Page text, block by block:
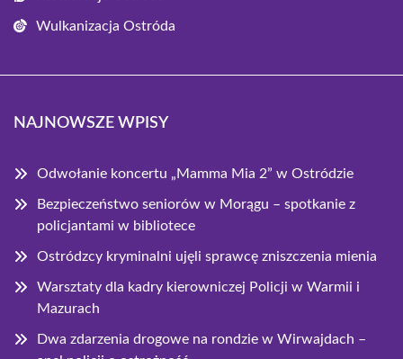
Wulkanizacja Ostróda
NAJNOWSZE WPISY
Odwołanie koncertu „Mamma Mia 2” w Ostródzie
Bezpieczeństwo seniorów w Morągu – spotkanie z
policjantami w bibliotece
Ostródzcy kryminalni ujęli sprawcę zniszczenia mienia
Warsztaty dla kadry kierowniczej Policji w Warmii i
Mazurach
Dwa zdarzenia drogowe na rondzie w Wirwajdach –